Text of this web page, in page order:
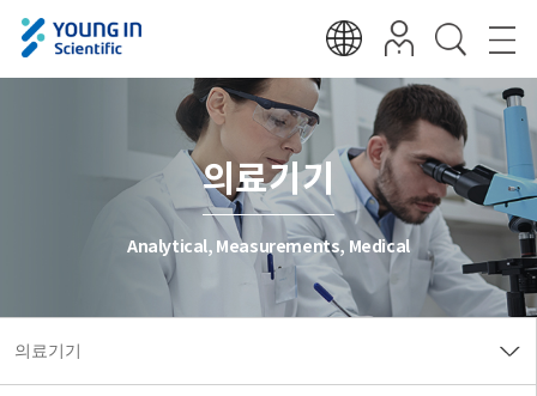
의료기기
Analytical, Measurements, Medical